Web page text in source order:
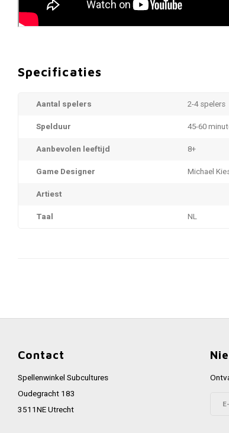
Specificaties
Aantal spelers
2-4 spelers
Spelduur
45-60
Aanbevolen leeftijd
8+
Game Designer
Michael
Artiest
Taal
NL
Contact
Spellenwinkel Subcultures
Oudegracht 183
3511NE Utrecht